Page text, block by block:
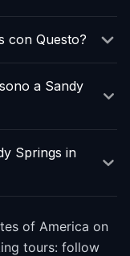
con Questo?
a Sandy
Springs in
of America on
tours: follow